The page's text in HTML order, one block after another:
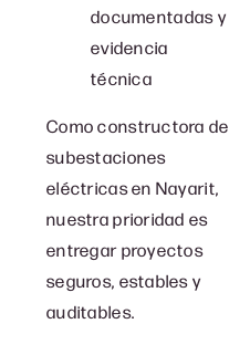
documentadas y
evidencia
técnica
Como constructora de
subestaciones
eléctricas en Nayarit,
nuestra prioridad es
entregar proyectos
seguros, estables y
auditables.